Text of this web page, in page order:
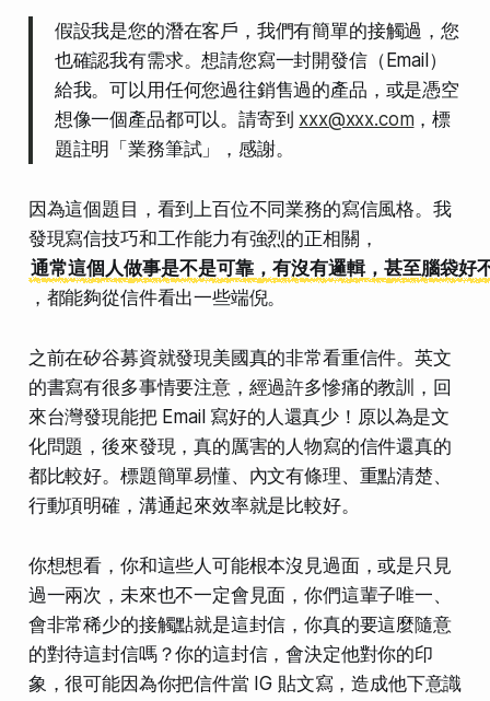
假設我是您的潛在客戶，我們有簡單的接觸過，您
也確認我有需求。想請您寫一封開發信（Email）
給我。可以用任何您過往銷售過的產品，或是憑空
想像一個產品都可以。請寄到 xxx@xxx.com，標
題註明「業務筆試」，感謝。
因為這個題目，看到上百位不同業務的寫信風格。我
發現寫信技巧和工作能力有強烈的正相關，
通常這個人做事是不是可靠，有沒有邏輯，甚至腦袋好
，都能夠從信件看出一些端倪。
之前在矽谷募資就發現美國真的非常看重信件。英文
的書寫有很多事情要注意，經過許多慘痛的教訓，回
來台灣發現能把 Email 寫好的人還真少！原以為是文
化問題，後來發現，真的厲害的人物寫的信件還真的
都比較好。標題簡單易懂、內文有條理、重點清楚、
行動項明確，溝通起來效率就是比較好。
你想想看，你和這些人可能根本沒見過面，或是只見
過一兩次，未來也不一定會見面，你們這輩子唯一、
會非常稀少的接觸點就是這封信，你真的要這麼隨意
的對待這封信嗎？你的這封信，會決定他對你的印
象，很可能因為你把信件當 IG 貼文寫，造成他下意識